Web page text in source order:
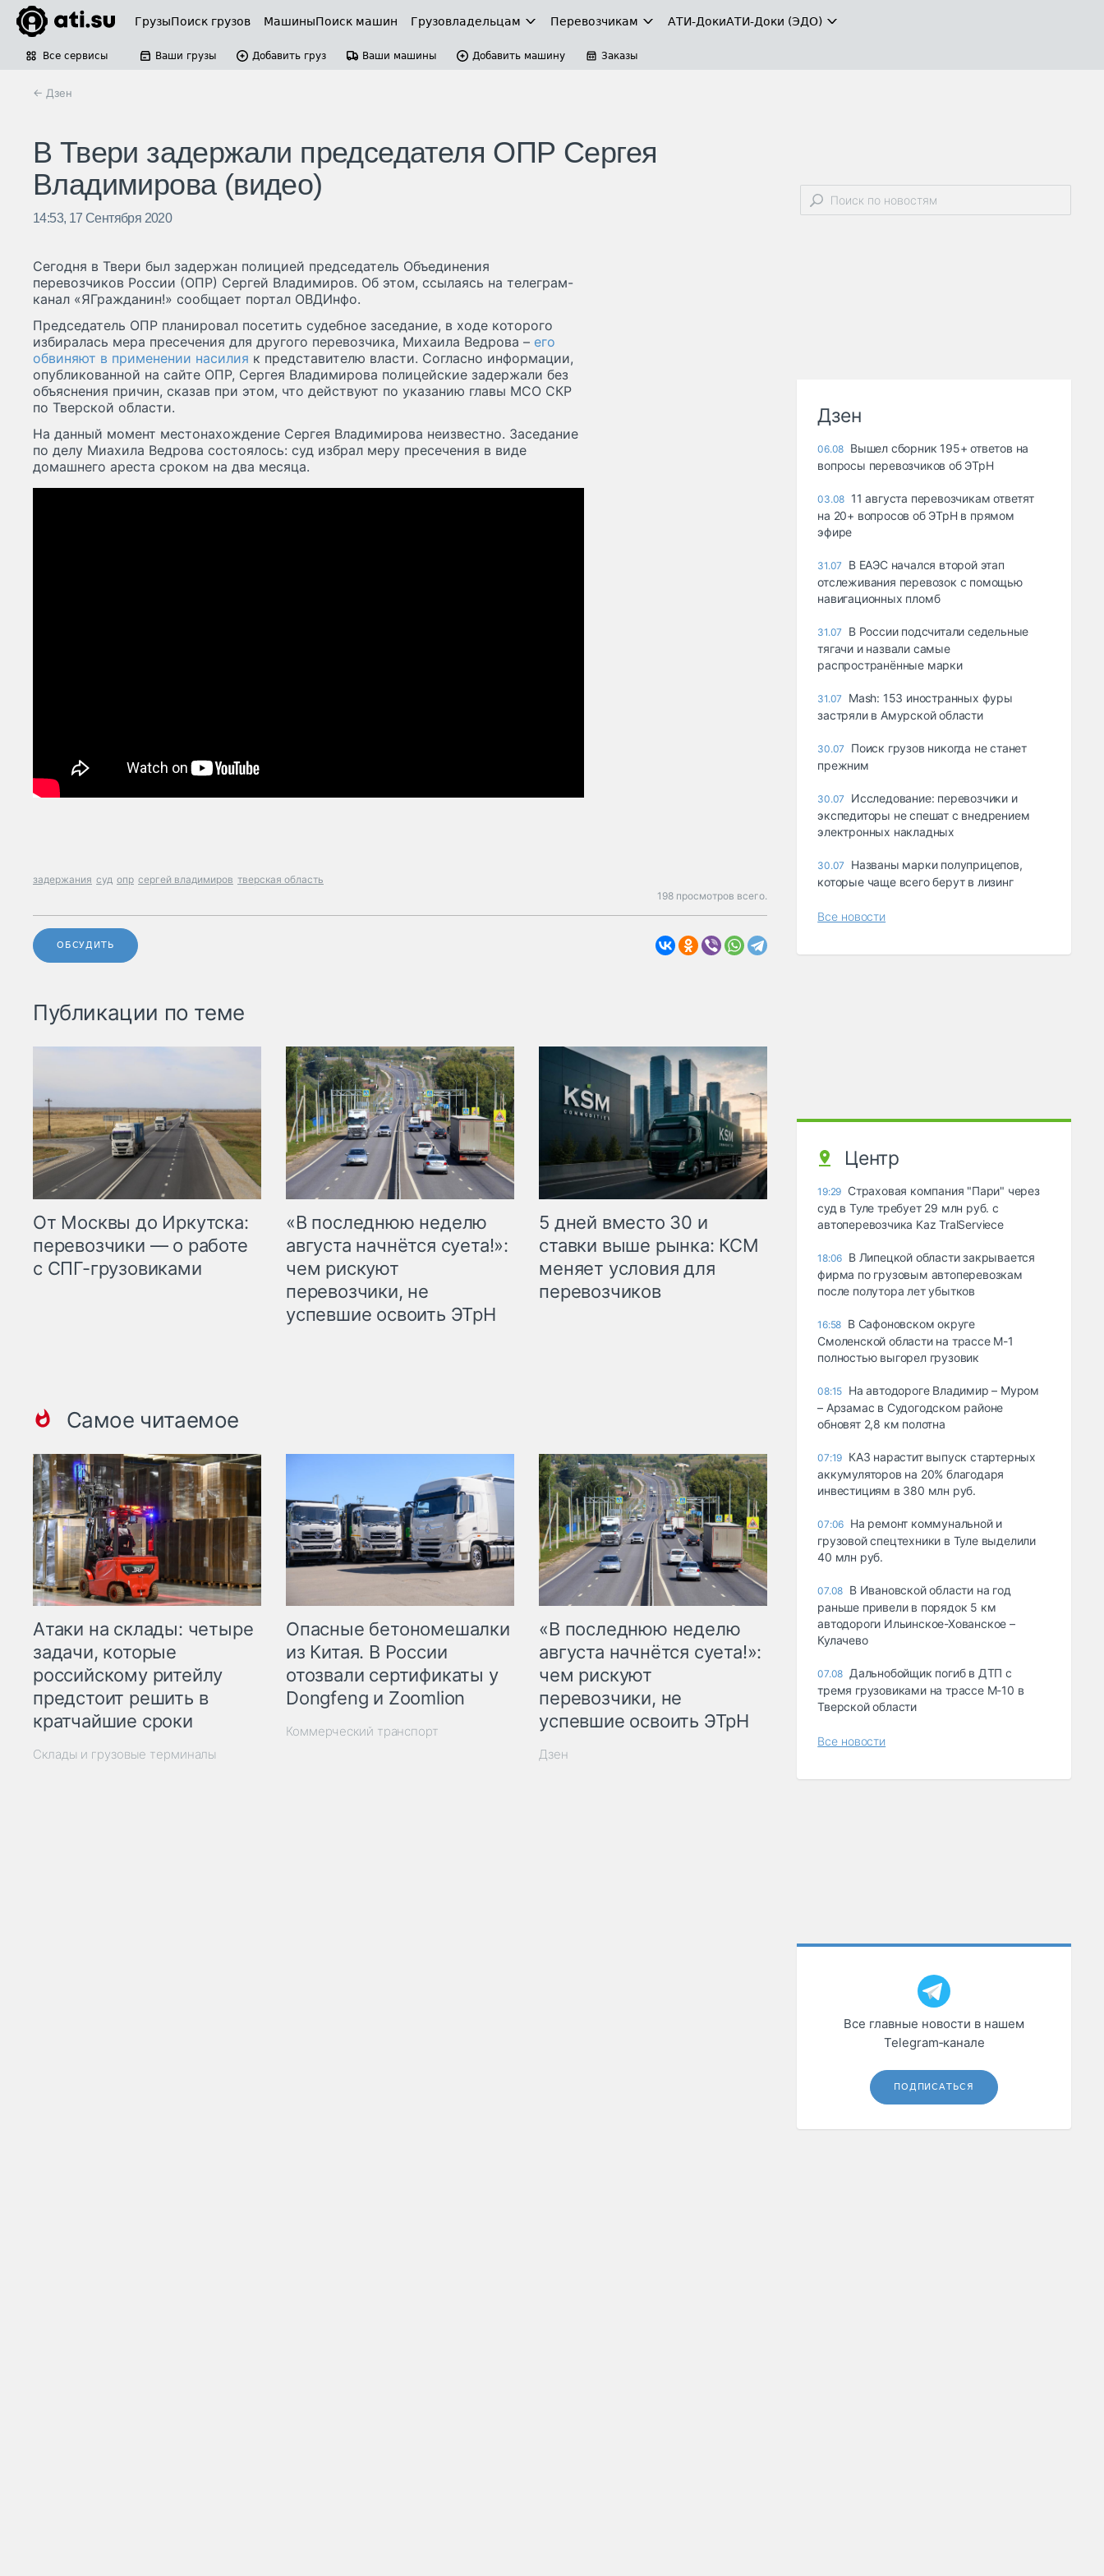
ГрузыПоиск грузов МашиныПоиск машин Грузовладельцам Перевозчикам АТИ-ДокиАТИ-Доки (ЭДО)
Все сервисы Ваши грузы Добавить груз Ваши машины Добавить машину Заказы
← Дзен
В Твери задержали председателя ОПР Сергея
Владимирова (видео)
14:53, 17 Сентября 2020
Сегодня в Твери был задержан полицией председатель Объединения
перевозчиков России (ОПР) Сергей Владимиров. Об этом, ссылаясь на телеграм-
канал «ЯГражданин!» сообщает портал ОВДИнфо.
Председатель ОПР планировал посетить судебное заседание, в ходе которого
избиралась мера пресечения для другого перевозчика, Михаила Ведрова – его
обвиняют в применении насилия к представителю власти. Согласно информации,
опубликованной на сайте ОПР, Сергея Владимирова полицейские задержали без
объяснения причин, сказав при этом, что действуют по указанию главы МСО СКР
по Тверской области.
На данный момент местонахождение Сергея Владимирова неизвестно. Заседание
по делу Миахила Ведрова состоялось: суд избрал меру пресечения в виде
домашнего ареста сроком на два месяца.
задержания суд опр сергей владимиров тверская область
198 просмотров всего.
ОБСУДИТЬ
Публикации по теме
От Москвы до Иркутска:
перевозчики — о работе
с СПГ-грузовиками
«В последнюю неделю
августа начнётся суета!»:
чем рискуют
перевозчики, не
успевшие освоить ЭТрН
5 дней вместо 30 и
ставки выше рынка: КСМ
меняет условия для
перевозчиков
Самое читаемое
Атаки на склады: четыре
задачи, которые
российскому ритейлу
предстоит решить в
кратчайшие сроки
Склады и грузовые терминалы
Опасные бетономешалки
из Китая. В России
отозвали сертификаты у
Dongfeng и Zoomlion
Коммерческий транспорт
«В последнюю неделю
августа начнётся суета!»:
чем рискуют
перевозчики, не
успевшие освоить ЭТрН
Дзен
Дзен
06.08 Вышел сборник 195+ ответов на
вопросы перевозчиков об ЭТрН
03.08 11 августа перевозчикам ответят
на 20+ вопросов об ЭТрН в прямом
эфире
31.07
В ЕАЭС начался второй этап
отслеживания перевозок с помощью
навигационных пломб
31.07
В России подсчитали седельные
тягачи и назвали самые
распространённые марки
31.07
Mash: 153 иностранных фуры
застряли в Амурской области
30.07
Поиск грузов никогда не станет
прежним
30.07
Исследование: перевозчики и
экспедиторы не спешат с внедрением
электронных накладных
30.07
Названы марки полуприцепов,
которые чаще всего берут в лизинг
Все новости
Центр
19:29 Страховая компания "Пари" через
суд в Туле требует 29 млн руб. с
автоперевозчика Kaz TralServiece
18:06 В Липецкой области закрывается
фирма по грузовым автоперевозкам
после полутора лет убытков
16:58 В Сафоновском округе
Смоленской области на трассе М-1
полностью выгорел грузовик
08:15 На автодороге Владимир – Муром
– Арзамас в Судогодском районе
обновят 2,8 км полотна
07:19 КАЗ нарастит выпуск стартерных
аккумуляторов на 20% благодаря
инвестициям в 380 млн руб.
07:06 На ремонт коммунальной и
грузовой спецтехники в Туле выделили
40 млн руб.
07.08 В Ивановской области на год
раньше привели в порядок 5 км
автодороги Ильинское-Хованское –
Кулачево
07.08 Дальнобойщик погиб в ДТП с
тремя грузовиками на трассе М-10 в
Тверской области
Все новости
Все главные новости в нашем
Telegram‑канале
ПОДПИСАТЬСЯ